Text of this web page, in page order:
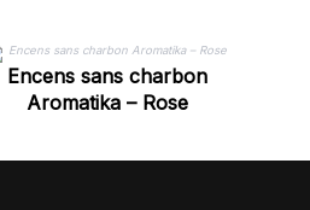
Encens sans charbon
Aromatika – Rose